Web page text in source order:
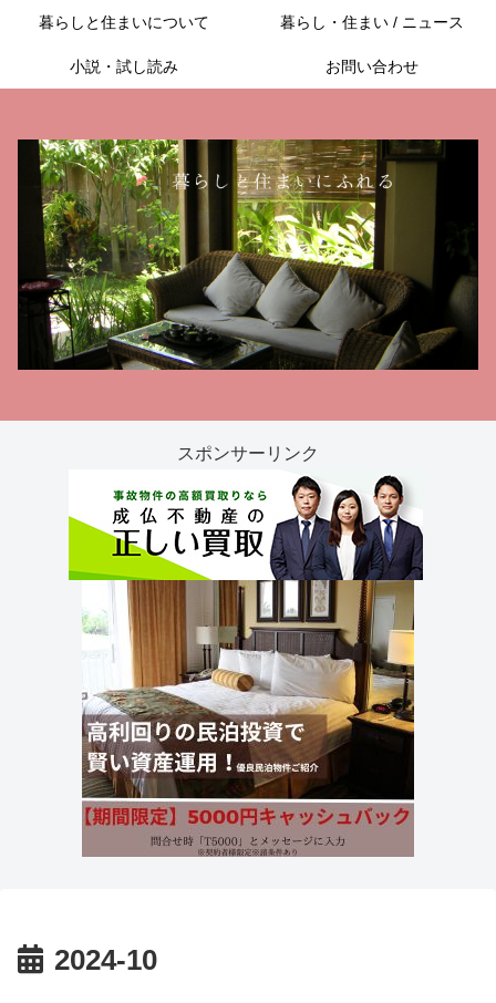
暮らしと住まいについて 暮らし・住まい / ニュース
小説・試し読み お問い合わせ
スポンサーリンク
2024-10